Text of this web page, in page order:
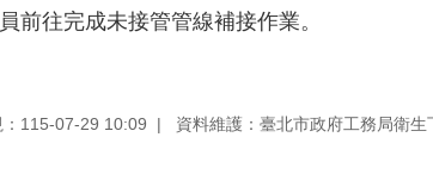
前往完成未接管管線補接作業。
：115-07-29 10:09 資料維護：臺北市政府工務局衛